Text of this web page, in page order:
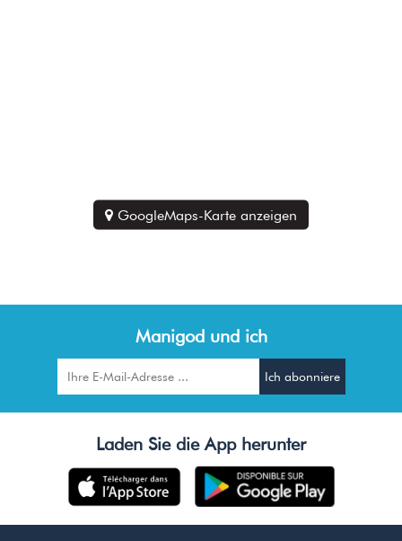
GoogleMaps-Karte anzeigen
Manigod und ich
Laden Sie die App herunter